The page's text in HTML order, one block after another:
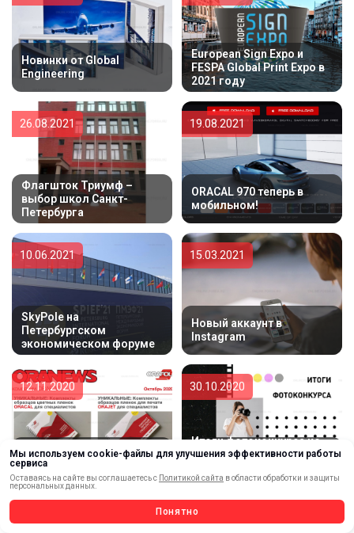
Мы используем cookie-файлы для улучшения эффективности работы
сервиса
Оставаясь на сайте вы соглашаетесь с Политикой сайта в области обработки и защиты
персональных данных.
Понятно
Новинки от Global
Engineering
European Sign Expo и
FESPA Global Print Expo в
2021 году
Флагшток Триумф –
выбор школ Санкт-
Петербурга
26.08.2021
ORACAL 970 теперь в
мобильном!
19.08.2021
SkyPole на
Петербургском
экономическом форуме
10.06.2021
Новый аккаунт в
Instagram
15.03.2021
Новый выпуск газеты
ORANEWS
12.11.2020
Итоги фотоконкурса ко
Дню работника рекламы
проект" - ForDA online
30.10.2020
12.06.2020